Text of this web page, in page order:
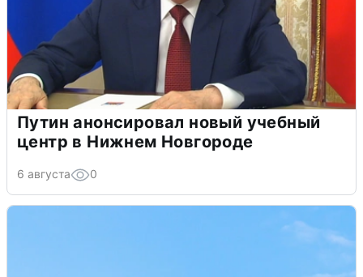
Путин анонсировал новый учебный
центр в Нижнем Новгороде
6 августа 0